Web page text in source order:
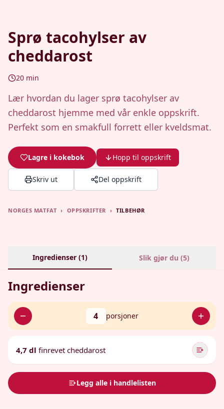
Sprø tacohylser av
cheddarost
20 min
Lær hvordan du lager sprø tacohylser av
cheddarost hjemme med vår enkle oppskrift.
Perfekt som en smakfull forrett eller kveldsmat.
Lagre i kokebok Hopp til oppskrift
Skriv ut Del oppskrift
NORGES MATFAT › OPPSKRIFTER › TILBEHØR
Ingredienser (1) Slik gjør du (5)
Ingredienser
4 porsjoner
4,7 dl finrevet cheddarost
Legg alle i handlelisten